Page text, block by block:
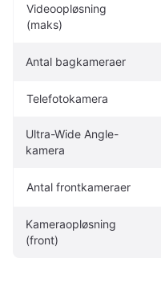
Videoopløsning
(maks)
Antal bagkameraer
Telefotokamera
Ultra-Wide Angle-
kamera
Antal frontkameraer
Kameraopløsning
(front)